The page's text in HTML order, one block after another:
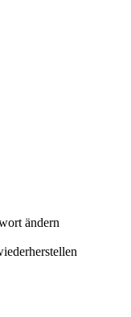
ändern